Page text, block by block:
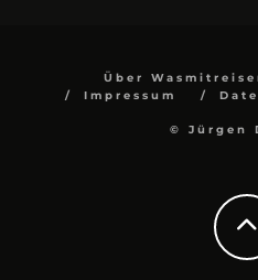
Über
Impressum
© Jürgen